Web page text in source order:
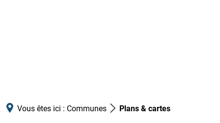
Vous êtes ici : Communes Plans & cartes